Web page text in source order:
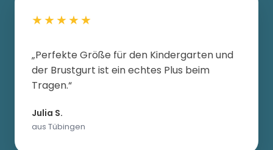
★★★★★
„Perfekte Größe für den Kindergarten und
der Brustgurt ist ein echtes Plus beim
Tragen.“
Julia S.
aus Tübingen